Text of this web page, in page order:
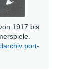
1917 bis
port-